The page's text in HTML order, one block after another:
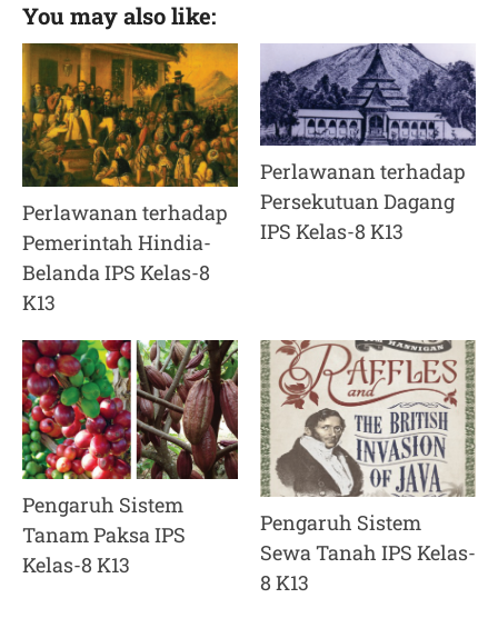
You may also like:
Perlawanan terhadap
Pemerintah Hindia-
Belanda IPS Kelas-8
K13
Perlawanan terhadap
Persekutuan Dagang
IPS Kelas-8 K13
Pengaruh Sistem
Tanam Paksa IPS
Kelas-8 K13
Pengaruh Sistem
Sewa Tanah IPS Kelas-
8 K13